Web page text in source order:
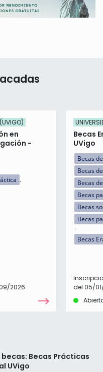
en
-
2026
Becas
UVigo
Becas
Becas
Becas
Becas
Becas
Becas
Becas
del 05/
Becas Prácticas
UVigo